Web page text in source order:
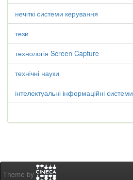
нечіткі системи керування
тези
технологія Screen Capture
технічні науки
інтелектуальні інформаційні системи
Theme by